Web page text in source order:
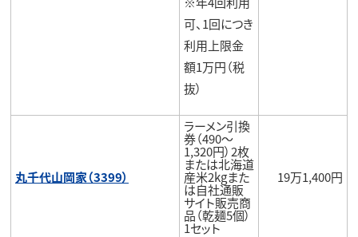
可、1回につき
利用上限金
額1万円（税
抜）
丸千代山岡家（3399）
ラーメン引換
券（490～
1,320円）2枚
または北海道
産米2kgまた
は自社通販
サイト販売商
品（乾麺5個）
1セット
19万1,400円